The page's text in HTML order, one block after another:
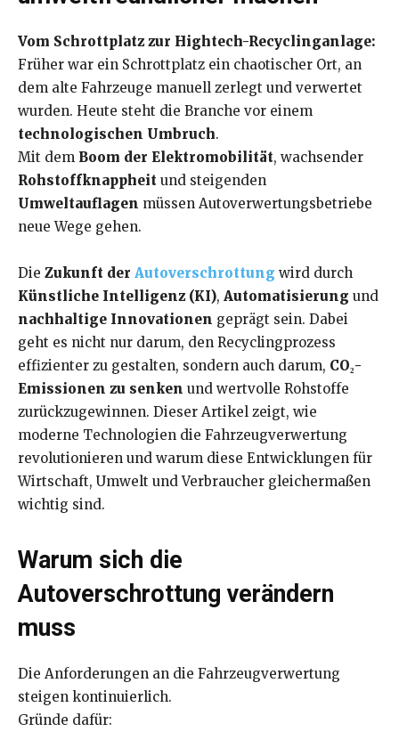
Vom Schrottplatz zur Hightech-Recyclinganlage:
Früher war ein Schrottplatz ein chaotischer Ort, an
dem alte Fahrzeuge manuell zerlegt und verwertet
wurden. Heute steht die Branche vor einem
technologischen Umbruch.
Mit dem Boom der Elektromobilität, wachsender
Rohstoffknappheit und steigenden
Umweltauflagen müssen Autoverwertungsbetriebe
neue Wege gehen.
Die Zukunft der Autoverschrottung wird durch
Künstliche Intelligenz (KI), Automatisierung und
nachhaltige Innovationen geprägt sein. Dabei
geht es nicht nur darum, den Recyclingprozess
effizienter zu gestalten, sondern auch darum, CO₂-
Emissionen zu senken und wertvolle Rohstoffe
zurückzugewinnen. Dieser Artikel zeigt, wie
moderne Technologien die Fahrzeugverwertung
revolutionieren und warum diese Entwicklungen für
Wirtschaft, Umwelt und Verbraucher gleichermaßen
wichtig sind.
Warum sich die
Autoverschrottung verändern
muss
Die Anforderungen an die Fahrzeugverwertung
steigen kontinuierlich.
Gründe dafür: